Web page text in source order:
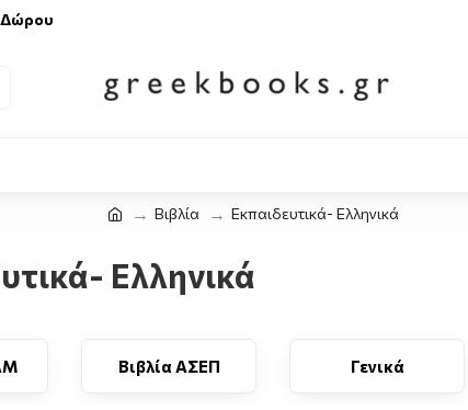
Δώρου
Βιβλία Εκπαιδευτικά- Ελληνικά
Ελληνικά
Βιβλία ΑΣΕΠ Γενικά